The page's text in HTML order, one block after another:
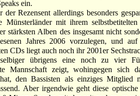
ein.
Rezensent allerdings besonders
Münsterländer mit ihrem
stärksten Alben des insgesamt nicht
Jahres 2006 vorzulegen, und
CDs liegt auch noch ihr 2001er
übrigens eine noch zu vier
Mannschaft zeigt, wohingegen sich
den Bassisten als einziges Mitglied
Aber irgendwie geht diese optische